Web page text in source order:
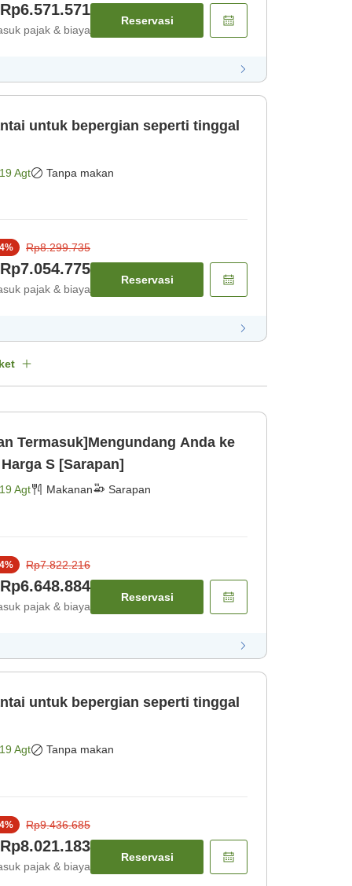
Rp6.571.571
pajak & biaya
Reservasi
untuk bepergian seperti tinggal
19 Agt Tanpa makan
% Rp8.299.735
Rp7.054.775
pajak & biaya
Reservasi
Termasuk]Mengundang Anda ke
S [Sarapan]
19 Agt Makanan Sarapan
% Rp7.822.216
Rp6.648.884
pajak & biaya
Reservasi
untuk bepergian seperti tinggal
19 Agt Tanpa makan
% Rp9.436.685
Rp8.021.183
pajak & biaya
Reservasi